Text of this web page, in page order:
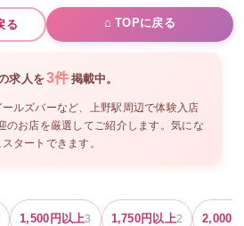
る ⌂ TOPに戻る
求人を3件 掲載中。
ルズバーなど、 上野駅周辺で体験入店
のお店を厳選してご紹介します。気にな
タートできます。
1,500 円以上3 1,750円以上2 2,000